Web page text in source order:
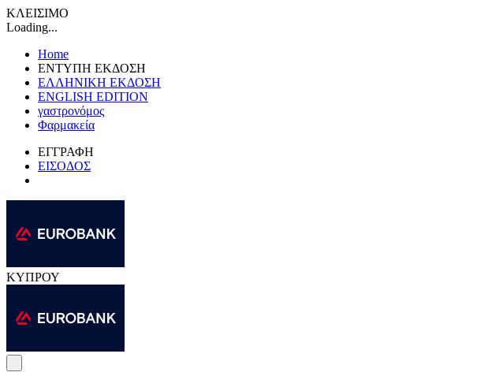
ΚΛΕΙΣΙΜΟ
Loading...
Home
ΕΝΤΥΠΗ ΕΚΔΟΣΗ
ΕΛΛΗΝΙΚΗ ΕΚΔΟΣΗ
ENGLISH EDITION
γαστρονόμος
Φαρμακεία
ΕΓΓΡΑΦΗ
ΕΙΣΟΔΟΣ
ΚΥΠΡΟΥ